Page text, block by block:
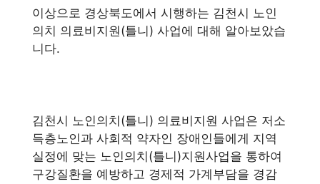
이상으로 경상북도에서 시행하는 김천시 노인
의치 의료비지원(틀니) 사업에 대해 알아보았습
니다.
김천시 노인의치(틀니) 의료비지원 사업은 저소
득층노인과 사회적 약자인 장애인들에게 지역
실정에 맞는 노인의치(틀니)지원사업을 통하여
구강질환을 예방하고 경제적 가계부담을 경감